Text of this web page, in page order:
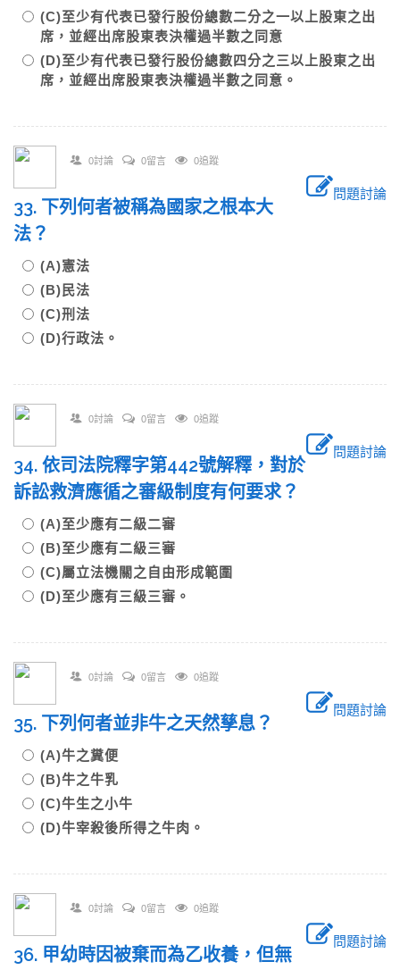
(C)至少有代表已發行股份總數二分之一以上股東之出
席，並經出席股東表決權過半數之同意
(D)至少有代表已發行股份總數四分之三以上股東之出
席，並經出席股東表決權過半數之同意。
0討論 0留言 0追蹤
問題討論
33. 下列何者被稱為國家之根本大
法？
(A)憲法
(B)民法
(C)刑法
(D)行政法。
0討論 0留言 0追蹤
問題討論
34. 依司法院釋字第442號解釋，對於
訴訟救濟應循之審級制度有何要求？
(A)至少應有二級二審
(B)至少應有二級三審
(C)屬立法機關之自由形成範圍
(D)至少應有三級三審。
0討論 0留言 0追蹤
問題討論
35. 下列何者並非牛之天然孳息？
(A)牛之糞便
(B)牛之牛乳
(C)牛生之小牛
(D)牛宰殺後所得之牛肉。
0討論 0留言 0追蹤
問題討論
36. 甲幼時因被棄而為乙收養，但無